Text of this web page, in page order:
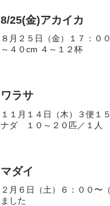
8/25(金)アカイカ
８月２５日（金）１７：０
～４０cm ４～１２杯
ワラサ
１１月１４日（木）３便
ナダ １０～２０匹／１人
マダイ
２月６日（土）６：００〜
ました